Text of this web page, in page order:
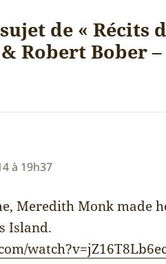
de « Récits
& Robert Bober
à 19h37
Meredith Monk made
Island.